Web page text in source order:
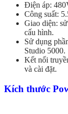
Điện áp:
Công suất:
Giao diện:
cấu hình.
Sử dụng
Studio 5000.
Kết nối
và cài đặt.
Kích thước